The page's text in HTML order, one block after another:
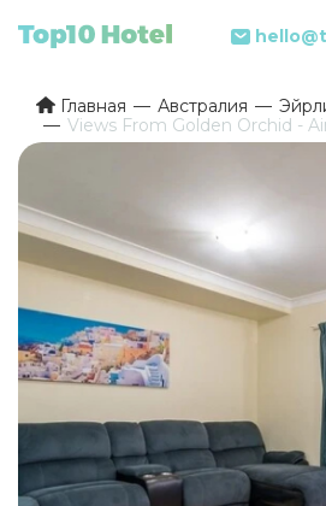
Главная Австралия
Views From Golden Orchid -